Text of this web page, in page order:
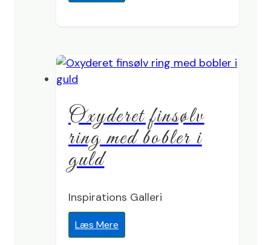
Oxyderet finsølv
ring med bobler i
guld
Inspirations Galleri
Læs Mere